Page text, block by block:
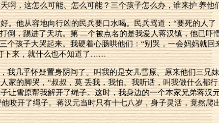
，这怎么可能、怎么可能？三个孩子怎么办，谁来护 养他
。他从容地向行凶的民兵要口水喝。民兵骂道：“要死的人了
，踢进了天坑。第 二个被点名的是我爱人蒋汉镇，他已吓
孩子大哭起来。我硬着心肠哄他们：“别哭，一会妈妈就回
下来，就什么也不知道了……
我几乎怀疑置身阴间了。叫我的是女儿雪原。原来他们三兄
家的脚哭，“叔叔，莫 丢我，我怕。我听话，叫我做什么都
雪原帮我解开了绳子。这时，我身边的一个本家兄弟蒋汉
咬开了绳子。蒋汉元当时只有十七八岁，身子灵活，竟然爬